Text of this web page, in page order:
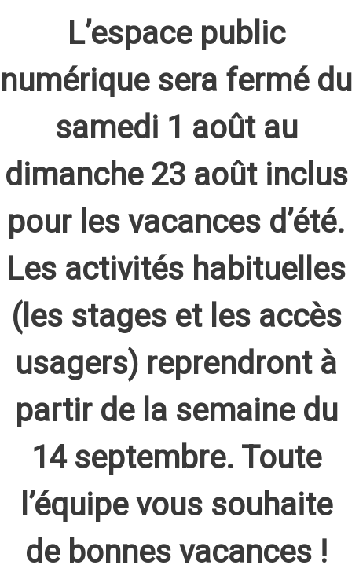
L’espace public
numérique sera fermé du
samedi 1 août au
dimanche 23 août inclus
pour les vacances d’été.
Les activités habituelles
(les stages et les accès
usagers) reprendront à
partir de la semaine du
14 septembre. Toute
l’équipe vous souhaite
de bonnes vacances !